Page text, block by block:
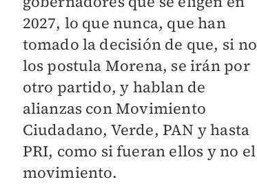
2027, lo que nunca, que han
tomado la decisión de que, si no
los postula Morena, se irán por
otro partido, y hablan de
alianzas con Movimiento
Ciudadano, Verde, PAN y hasta
PRI, como si fueran ellos y no el
movimiento.